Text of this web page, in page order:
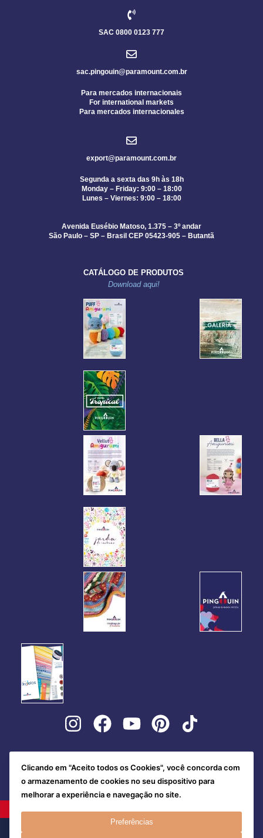
SAC 0800 0123 777
sac.pingouin@paramount.com.br
Para mercados internacionais
For international markets
Para mercados internacionales
export@paramount.com.br
Segunda a sexta das 9h às 18h
Monday – Friday: 9:00 – 18:00
Lunes – Viernes: 9:00 – 18:00
Avenida Eusébio Matoso, 1.375 – 3º andar
São Paulo – SP – Brasil CEP 05423-905 – Butantã
CATÁLOGO DE PRODUTOS
Download aqui!
Clicando em "Aceito todos os Cookies", você concorda com
o armazenamento de cookies no seu dispositivo para
melhorar a experiência e navegação no site.
Preferências